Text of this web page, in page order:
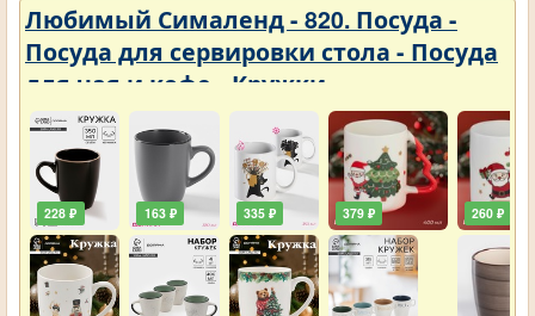
Любимый Сималенд - 820. Посуда -
Посуда для сервировки стола - Посуда
для чая и кофе - Кружки
228 ₽ 163 ₽ 335 ₽ 379 ₽ 260 ₽